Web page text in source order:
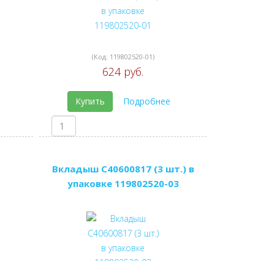
(Код: 119802520-01)
624 руб.
Купить Подробнее
Вкладыш C40600817 (3 шт.) в
упаковке 119802520-03